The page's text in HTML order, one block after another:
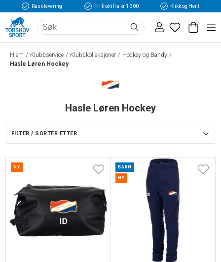
Rask levering Fri frakt fra kr 1 300 Klikk og Hent
Hjem Klubbservice Klubbkolleksjoner
Hockey og Bandy
Hasle Løren Hockey
Hasle Løren Hockey
FILTER / SORTER ETTER
NY BARN
NY